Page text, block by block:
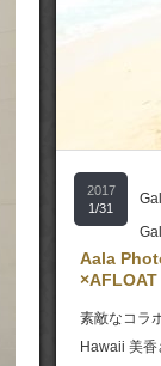
2017
1/31
Aala
素敵なコラ
Hawaii 美